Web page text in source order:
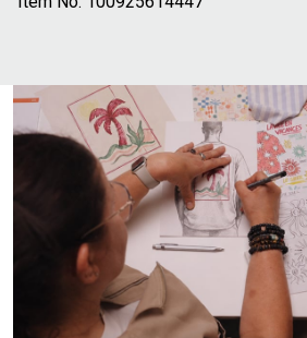
Dit hemd met grafische print is
zomergarderobe en draag je het
of short om het motief te
jeansshort, een chino of een
gesloten voor een zelfverzekerde
basic T-shirt voor een meer
zonnige dagen of zomeravonden.
Het model is 1m86 groot en draagt